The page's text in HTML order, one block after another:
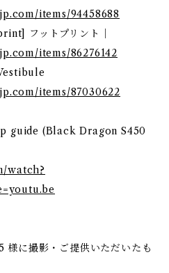
items/94458688
フットプリント｜
items/86276142
items/87030622
guide (Black Dragon S450
watch?
に撮影・ご提供いただいたも